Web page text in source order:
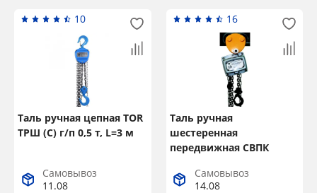
10
Таль ручная цепная TOR
ТРШ (С) г/п 0,5 т, L=3 м
Самовывоз
11.08
16
Таль ручная
шестеренная
передвижная СВПК
Самовывоз
14.08